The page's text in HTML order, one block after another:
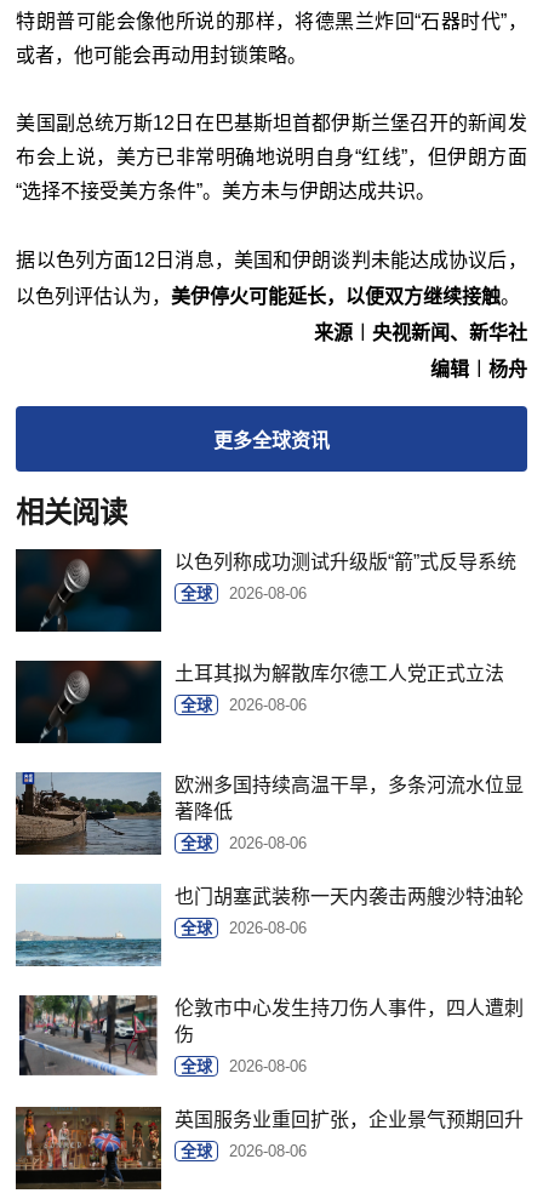
特朗普可能会像他所说的那样，将德黑兰炸回“石器时代”，
或者，他可能会再动用封锁策略。
美国副总统万斯12日在巴基斯坦首都伊斯兰堡召开的新闻发
布会上说，美方已非常明确地说明自身“红线”，但伊朗方面
“选择不接受美方条件”。美方未与伊朗达成共识。
据以色列方面12日消息，美国和伊朗谈判未能达成协议后，
以色列评估认为，美伊停火可能延长，以便双方继续接触。
来源︱央视新闻、新华社
编辑︱杨舟
更多全球资讯
相关阅读
以色列称成功测试升级版“箭”式反导系统
全球 2026-08-06
土耳其拟为解散库尔德工人党正式立法
全球 2026-08-06
欧洲多国持续高温干旱，多条河流水位显
著降低
全球 2026-08-06
也门胡塞武装称一天内袭击两艘沙特油轮
全球 2026-08-06
伦敦市中心发生持刀伤人事件，四人遭刺
伤
全球 2026-08-06
英国服务业重回扩张，企业景气预期回升
全球 2026-08-06